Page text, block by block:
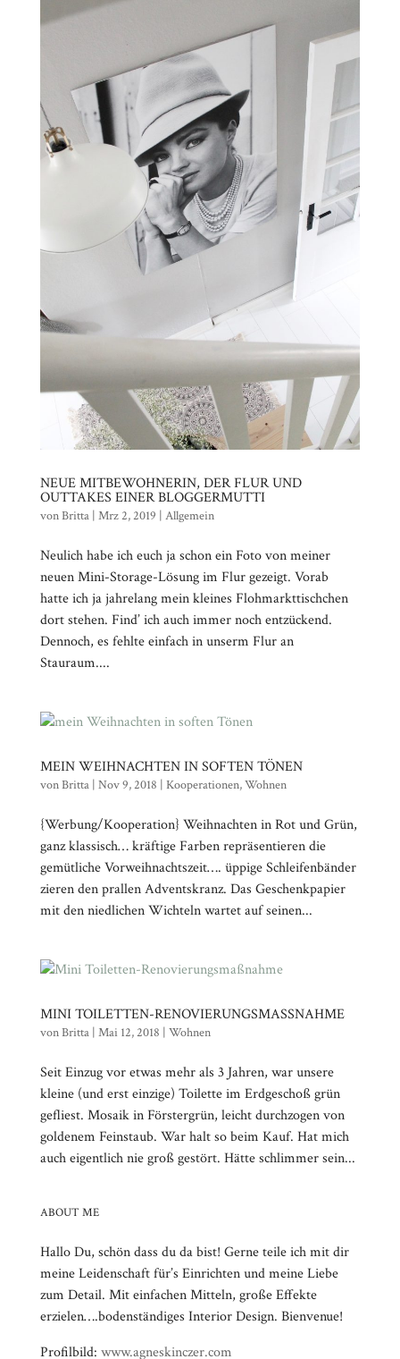
NEUE MITBEWOHNERIN, DER FLUR UND
OUTTAKES EINER BLOGGERMUTTI
vonBritta| Mrz 2, 2019 | Allgemein
Neulich habe ich euch ja schon ein Foto von meiner
neuen Mini-Storage-Lösung im Flur gezeigt. Vorab
hatte ich ja jahrelang mein kleines Flohmarkttischchen
dort stehen. Find’ ich auch immer noch entzückend.
Dennoch, es fehlte einfach in unserm Flur an
Stauraum....
MEIN WEIHNACHTEN IN SOFTEN TÖNEN
vonBritta| Nov 9, 2018 | Kooperationen,Wohnen
{Werbung/Kooperation} Weihnachten in Rot und Grün,
ganz klassisch… kräftige Farben repräsentieren die
gemütliche Vorweihnachtszeit…. üppige Schleifenbänder
zieren den prallen Adventskranz. Das Geschenkpapier
mit den niedlichen Wichteln wartet auf seinen...
MINI TOILETTEN-RENOVIERUNGSMASSNAHME
vonBritta| Mai 12, 2018 | Wohnen
Seit Einzug vor etwas mehr als 3 Jahren, war unsere
kleine (und erst einzige) Toilette im Erdgeschoß grün
gefliest. Mosaik in Förstergrün, leicht durchzogen von
goldenem Feinstaub. War halt so beim Kauf. Hat mich
auch eigentlich nie groß gestört. Hätte schlimmer sein...
ABOUT ME
Hallo Du, schön dass du da bist! Gerne teile ich mit dir
meine Leidenschaft für’s Einrichten und meine Liebe
zum Detail. Mit einfachen Mitteln, große Effekte
erzielen….bodenständiges Interior Design. Bienvenue!
Profilbild: www.agneskinczer.com